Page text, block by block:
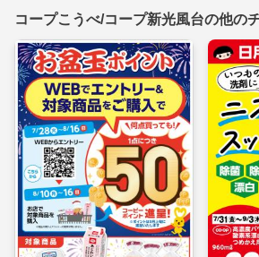
コープこうべ/コープ新光風台の他の